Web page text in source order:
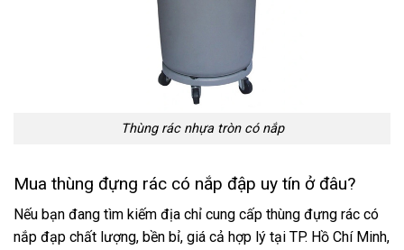
Thùng rác nhựa tròn có nắp
Mua thùng đựng rác có nắp đập uy tín ở đâu?
Nếu bạn đang tìm kiếm địa chỉ cung cấp thùng đựng rác có
nắp đạp chất lượng, bền bỉ, giá cả hợp lý tại TP. Hồ Chí Minh,